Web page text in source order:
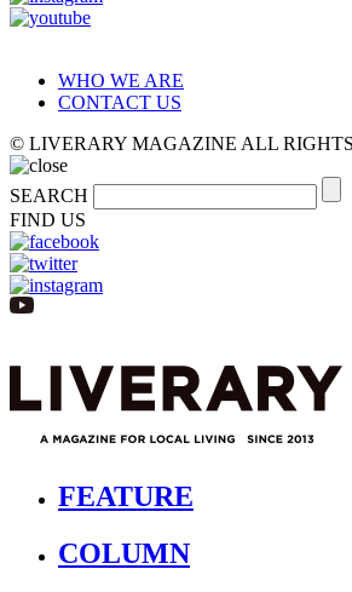
WHO WE ARE
CONTACT US
© LIVERARY MAGAZINE ALL
SEARCH
FIND US
FEATURE
COLUMN